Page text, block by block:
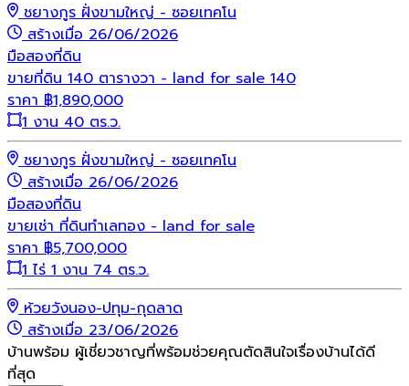
ชยางกูร ฝั่งขามใหญ่ - ซอยเทคโน
สร้างเมื่อ 26/06/2026
มือสองที่ดิน
ขายที่ดิน 140 ตารางวา - land for sale 140
ราคา ฿1,890,000
1 งาน 40 ตร.ว.
ชยางกูร ฝั่งขามใหญ่ - ซอยเทคโน
สร้างเมื่อ 26/06/2026
มือสองที่ดิน
ขายเช่า ที่ดินทำเลทอง - land for sale
ราคา ฿5,700,000
1 ไร่ 1 งาน 74 ตร.ว.
ห้วยวังนอง-ปทุม-กุดลาด
สร้างเมื่อ 23/06/2026
บ้านพร้อม ผู้เชี่ยวชาญที่พร้อมช่วยคุณตัดสินใจเรื่องบ้านได้ดี
ที่สุด